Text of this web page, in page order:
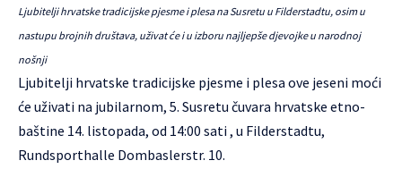
Ljubitelji hrvatske tradicijske pjesme i plesa na Susretu u Filderstadtu, osim u
nastupu brojnih društava, uživat će i u izboru najljepše djevojke u narodnoj
nošnji
Ljubitelji hrvatske tradicijske pjesme i plesa ove jeseni moći
će uživati na jubilarnom, 5. Susretu čuvara hrvatske etno-
baštine 14. listopada, od 14:00 sati , u Filderstadtu,
Rundsporthalle Dombaslerstr. 10.